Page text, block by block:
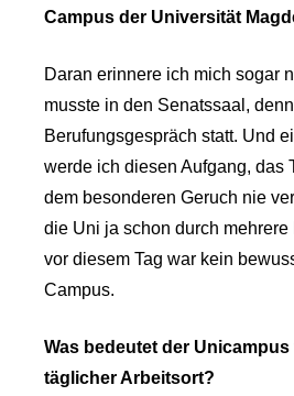
Campus der Universität
Daran erinnere ich mich sogar
musste in den Senatssaal,
Berufungsgespräch statt. Und
werde ich diesen Aufgang, das
dem besonderen Geruch nie
die Uni ja schon durch
vor diesem Tag war kein
Campus.
Was bedeutet der Unicampus
täglicher Arbeitsort?